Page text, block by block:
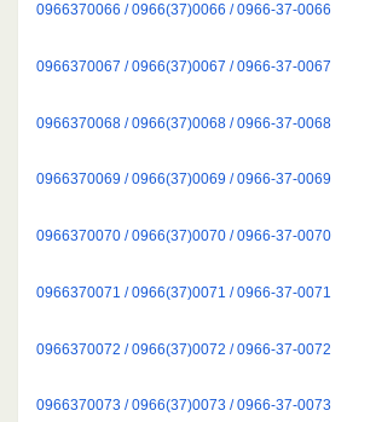
0966370066 / 0966(37)0066 / 0966-37-0066
0966370067 / 0966(37)0067 / 0966-37-0067
0966370068 / 0966(37)0068 / 0966-37-0068
0966370069 / 0966(37)0069 / 0966-37-0069
0966370070 / 0966(37)0070 / 0966-37-0070
0966370071 / 0966(37)0071 / 0966-37-0071
0966370072 / 0966(37)0072 / 0966-37-0072
0966370073 / 0966(37)0073 / 0966-37-0073